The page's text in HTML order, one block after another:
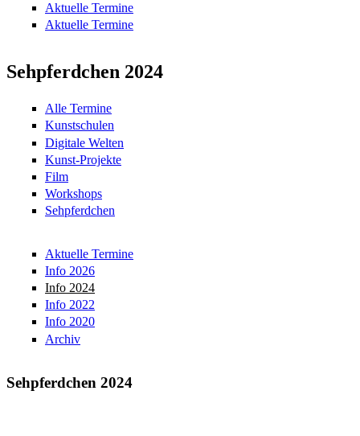
Aktuelle Termine
Aktuelle Termine
Sehpferdchen 2024
Alle Termine
Kunstschulen
Digitale Welten
Kunst-Projekte
Film
Workshops
Sehpferdchen
Aktuelle Termine
Info 2026
Info 2024
Info 2022
Info 2020
Archiv
Sehpferdchen 2024